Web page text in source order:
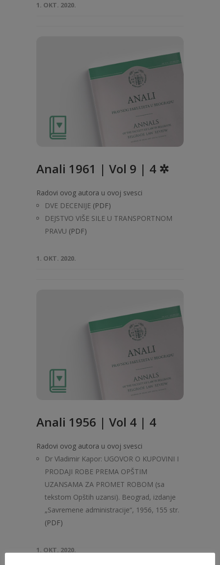
1. OKT. 2020.
Anali 1961 | Vol 9 | 4 ✲
Radovi ovog autora u ovoj svesci
DVE DECENIJE (PDF)
DEJSTVO VIŠE SILE U TRANSPORTNOM
PRAVU (PDF)
1. OKT. 2020.
Anali 1956 | Vol 4 | 4
Radovi ovog autora u ovoj svesci
Dr Vladimir Kapor: UGOVOR O KUPOVINI I
PRODAJI ROBE PREMA OPŠTIM
UZANSAMA ZA PROMET ROBOM (sa
tekstom Opštih uzansi). Beograd, izdanje
„Savremene administracije“, 1956, 155 str.
(PDF)
1. OKT. 2020.